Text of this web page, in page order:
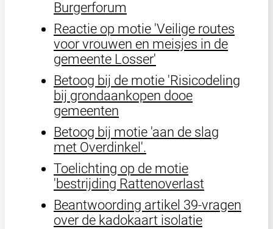
Burgerforum
Reactie op motie 'Veilige routes
voor vrouwen en meisjes in de
gemeente Losser'
Betoog bij de motie 'Risicodeling
bij grondaankopen dooe
gemeenten
Betoog bij motie 'aan de slag
met Overdinkel'.
Toelichting op de motie
'bestrijding Rattenoverlast
Beantwoording artikel 39-vragen
over de kadokaart isolatie